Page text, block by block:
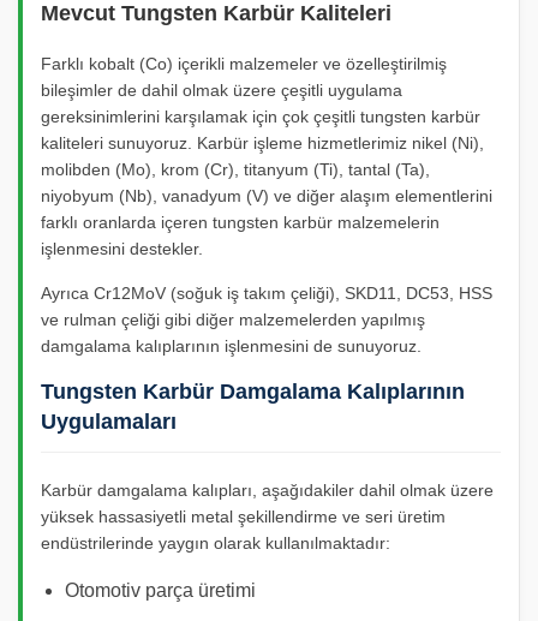
Mevcut Tungsten Karbür Kaliteleri
Farklı kobalt (Co) içerikli malzemeler ve özelleştirilmiş
bileşimler de dahil olmak üzere çeşitli uygulama
gereksinimlerini karşılamak için çok çeşitli tungsten karbür
kaliteleri sunuyoruz. Karbür işleme hizmetlerimiz nikel (Ni),
molibden (Mo), krom (Cr), titanyum (Ti), tantal (Ta),
niyobyum (Nb), vanadyum (V) ve diğer alaşım elementlerini
farklı oranlarda içeren tungsten karbür malzemelerin
işlenmesini destekler.
Ayrıca Cr12MoV (soğuk iş takım çeliği), SKD11, DC53, HSS
ve rulman çeliği gibi diğer malzemelerden yapılmış
damgalama kalıplarının işlenmesini de sunuyoruz.
Tungsten Karbür Damgalama Kalıplarının
Uygulamaları
Karbür damgalama kalıpları, aşağıdakiler dahil olmak üzere
yüksek hassasiyetli metal şekillendirme ve seri üretim
endüstrilerinde yaygın olarak kullanılmaktadır:
Otomotiv parça üretimi